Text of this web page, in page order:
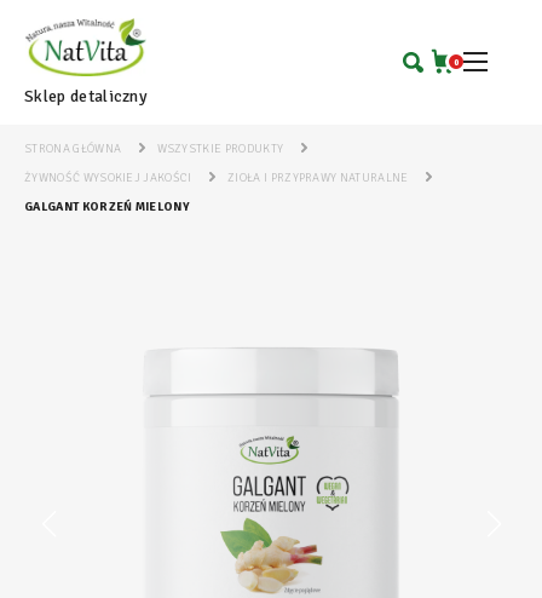
Sklep detaliczny
0
STRONA GŁÓWNA
WSZYSTKIE PRODUKTY
ŻYWNOŚĆ WYSOKIEJ JAKOŚCI
ZIOŁA I PRZYPRAWY NATURALNE
GALGANT KORZEŃ MIELONY